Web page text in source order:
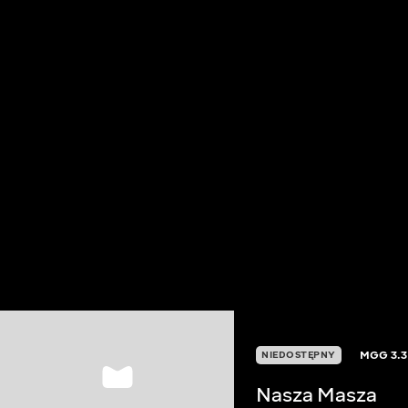
NIEDOSTĘPNY MGG3.3
Nasza Masza